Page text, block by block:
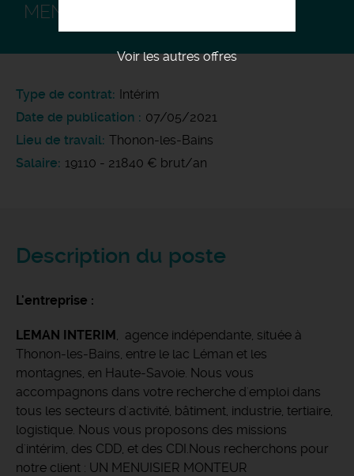
Voir les autres offres
MENUISIER MONTEUR F/H
Type de contrat Intérim
Date de publication
07/05/2021
Lieu de travail Thonon-les-Bains
Salaire 19110 - 21840 € brut/an
Description du poste
L'entreprise :
LEMAN INTERIM, agence indépendante, située à
Thonon-les-Bains, entre le lac Léman et les
montagnes, en Haute-Savoie. Nous vous
accompagnons dans votre recherche d'emploi dans
tous les secteurs d'activité, bâtiment, industrie, tertiaire,
logistique. Nous vous proposons des missions
d'intérim, des CDD, et des CDI.Nous recherchons pour
notre client : UN MENUISIER MONTEUR